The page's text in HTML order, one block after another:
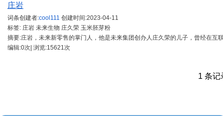
庄岩
词条创建者:cool111 创建时间:2023-04-11
标签: 庄岩 未来生物 庄久荣 玉米胚芽粉
摘要:庄岩，未来新零售的掌门人，他是未来集团创办人庄久荣的儿子，曾经在互
编辑:0次| 浏览:15621次
1 条记